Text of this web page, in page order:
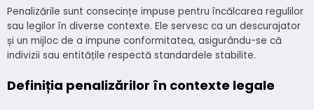
Penalizările sunt consecințe impuse pentru încălcarea regulilor
sau legilor în diverse contexte. Ele servesc ca un descurajator
și un mijloc de a impune conformitatea, asigurându-se că
indivizii sau entitățile respectă standardele stabilite.
Definiția penalizărilor în contexte legale